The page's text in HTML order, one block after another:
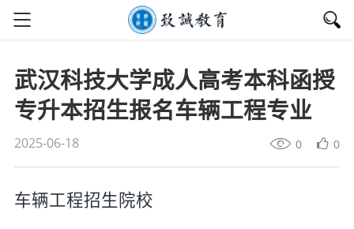
武汉科技大学成人高考本科函授
专升本招生报名车辆工程专业
2025-06-18 0 0
车辆工程招生院校